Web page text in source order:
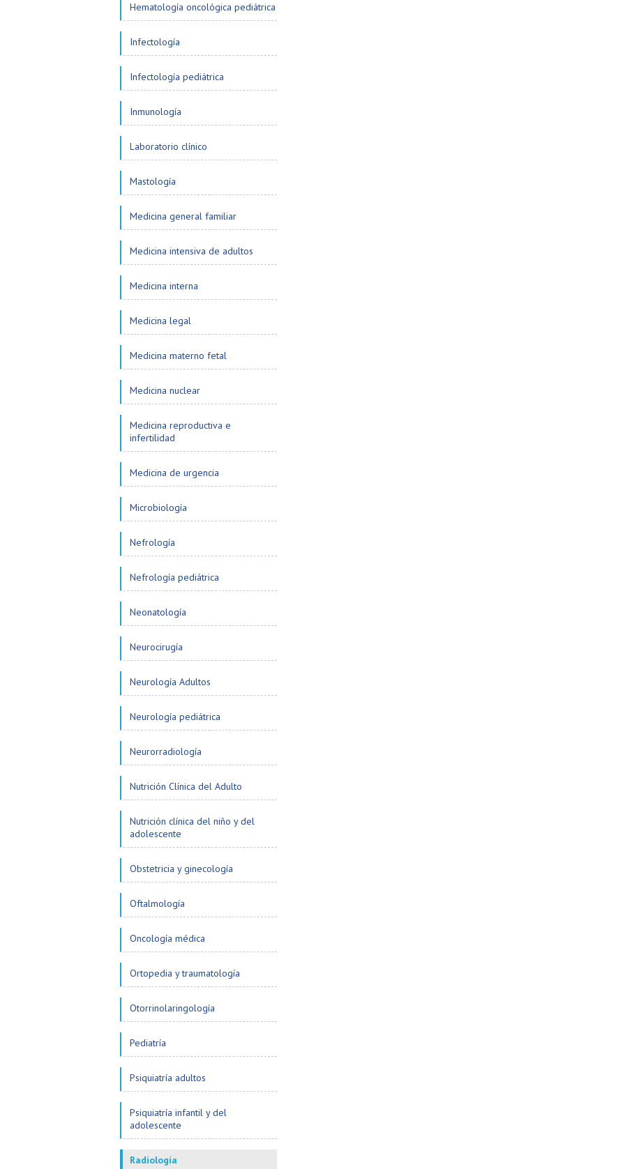
Hematología oncológica pediátrica
Infectología
Infectología pediátrica
Inmunología
Laboratorio clínico
Mastología
Medicina general familiar
Medicina intensiva de adultos
Medicina interna
Medicina legal
Medicina materno fetal
Medicina nuclear
Medicina reproductiva e
infertilidad
Medicina de urgencia
Microbiología
Nefrología
Nefrología pediátrica
Neonatología
Neurocirugía
Neurología Adultos
Neurología pediátrica
Neurorradiología
Nutrición Clínica del Adulto
Nutrición clínica del niño y del
adolescente
Obstetricia y ginecología
Oftalmología
Oncología médica
Ortopedia y traumatología
Otorrinolaringología
Pediatría
Psiquiatría adultos
Psiquiatría infantil y del
adolescente
Radiología